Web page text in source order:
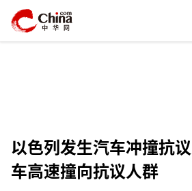
以色列发生汽车冲撞抗
车高速撞向抗议人群